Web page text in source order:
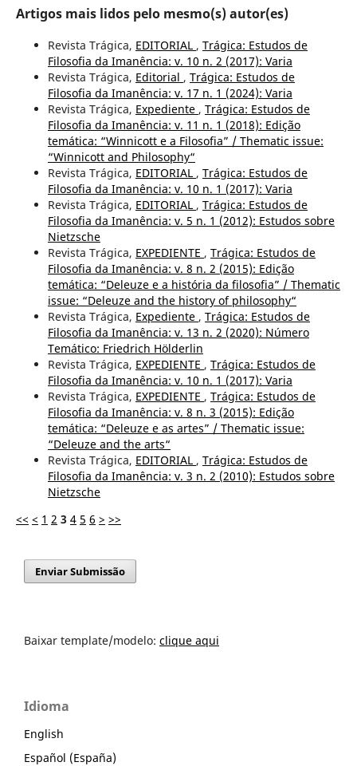
Artigos mais lidos pelo mesmo(s) autor(es)
Revista Trágica, EDITORIAL , Trágica: Estudos de
Filosofia da Imanência: v. 10 n. 2 (2017): Varia
Revista Trágica, Editorial , Trágica: Estudos de
Filosofia da Imanência: v. 17 n. 1 (2024): Varia
Revista Trágica, Expediente , Trágica: Estudos de
Filosofia da Imanência: v. 11 n. 1 (2018): Edição
temática: “Winnicott e a Filosofia” / Thematic issue:
“Winnicott and Philosophy“
Revista Trágica, EDITORIAL , Trágica: Estudos de
Filosofia da Imanência: v. 10 n. 1 (2017): Varia
Revista Trágica, EDITORIAL , Trágica: Estudos de
Filosofia da Imanência: v. 5 n. 1 (2012): Estudos sobre
Nietzsche
Revista Trágica, EXPEDIENTE , Trágica: Estudos de
Filosofia da Imanência: v. 8 n. 2 (2015): Edição
temática: “Deleuze e a história da filosofia” / Thematic
issue: “Deleuze and the history of philosophy“
Revista Trágica, Expediente , Trágica: Estudos de
Filosofia da Imanência: v. 13 n. 2 (2020): Número
Temático: Friedrich Hölderlin
Revista Trágica, EXPEDIENTE , Trágica: Estudos de
Filosofia da Imanência: v. 10 n. 1 (2017): Varia
Revista Trágica, EXPEDIENTE , Trágica: Estudos de
Filosofia da Imanência: v. 8 n. 3 (2015): Edição
temática: “Deleuze e as artes” / Thematic issue:
“Deleuze and the arts“
Revista Trágica, EDITORIAL , Trágica: Estudos de
Filosofia da Imanência: v. 3 n. 2 (2010): Estudos sobre
Nietzsche
<< < 1 2 3 4 5 6 > >>
Enviar Submissão
Baixar template/modelo: clique aqui
Idioma
English
Español (España)